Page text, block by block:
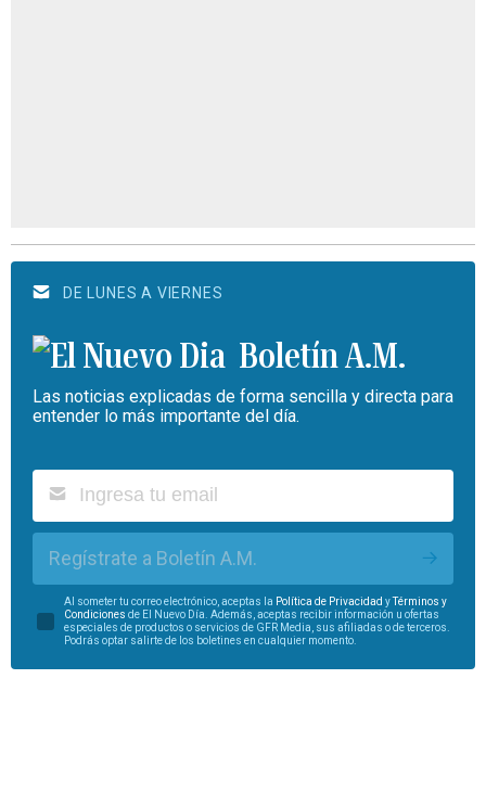
DE LUNES A VIERNES
Boletín A.M.
Las noticias explicadas de forma sencilla y directa para
entender lo más importante del día.
Regístrate a Boletín A.M.
Al someter tu correo electrónico, aceptas la Política de Privacidad yTérminos y
Condiciones de El Nuevo Día. Además, aceptas recibir información u ofertas
especiales de productos o servicios de GFR Media, sus afiliadas o de terceros.
Podrás optar salirte de los boletines en cualquier momento.